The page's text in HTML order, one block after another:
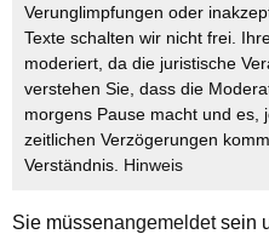
Verunglimpfungen oder
Texte schalten wir nicht frei.
moderiert, da die juristische
verstehen Sie, dass die
morgens Pause macht und es,
zeitlichen Verzögerungen
Verständnis. Hinweis
Sie müssenangemeldetsein